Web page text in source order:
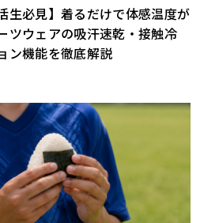
生必見】着るだけで体感温度が
ツウェアの吸汗速乾・接触冷
ン機能を徹底解説